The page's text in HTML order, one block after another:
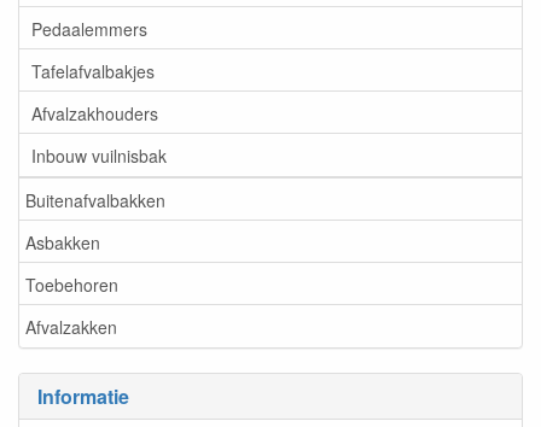
Pedaalemmers
Tafelafvalbakjes
Afvalzakhouders
Inbouw vuilnisbak
Buitenafvalbakken
Asbakken
Toebehoren
Afvalzakken
Informatie